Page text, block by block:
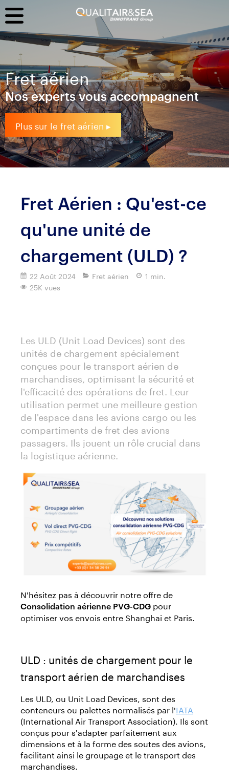
Fret aérien
Nos experts vous accompagnent
Plus sur le fret aérien ▸
Fret Aérien : Qu'est-ce
qu'une unité de
chargement (ULD) ?
22 Août 2024 Fret aérien
1 min.
25K vues
Les ULD (Unit Load Devices) sont des
unités de chargement spécialement
conçues pour le transport aérien de
marchandises, optimisant la sécurité et
l'efficacité des opérations de fret. Leur
utilisation permet une meilleure gestion
de l'espace dans les avions cargo ou les
compartiments de fret des avions
passagers. Ils jouent un rôle crucial dans
la logistique aérienne.
N'hésitez pas à découvrir notre offre de
Consolidation aérienne PVG-CDG pour
optimiser vos envois entre Shanghai et Paris.
ULD : unités de chargement pour le
transport aérien de marchandises
Les ULD, ou Unit Load Devices, sont des
conteneurs ou palettes normalisés par l'IATA
(International Air Transport Association). Ils sont
conçus pour s'adapter parfaitement aux
dimensions et à la forme des soutes des avions,
facilitant ainsi le groupage et le transport des
marchandises.